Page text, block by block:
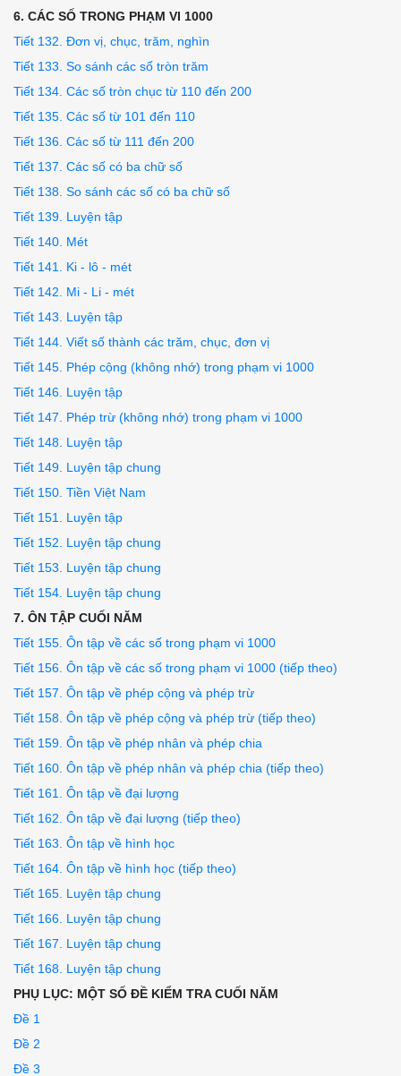
6. CÁC SỐ TRONG PHẠM VI 1000
Tiết 132. Đơn vị, chục, trăm, nghìn
Tiết 133. So sánh các số tròn trăm
Tiết 134. Các số tròn chục từ 110 đến 200
Tiết 135. Các số từ 101 đến 110
Tiết 136. Các số từ 111 đến 200
Tiết 137. Các số có ba chữ số
Tiết 138. So sánh các số có ba chữ số
Tiết 139. Luyện tập
Tiết 140. Mét
Tiết 141. Ki - lô - mét
Tiết 142. Mi - Li - mét
Tiết 143. Luyện tập
Tiết 144. Viết số thành các trăm, chục, đơn vị
Tiết 145. Phép cộng (không nhớ) trong phạm vi 1000
Tiết 146. Luyện tập
Tiết 147. Phép trừ (không nhớ) trong phạm vi 1000
Tiết 148. Luyện tập
Tiết 149. Luyện tập chung
Tiết 150. Tiền Việt Nam
Tiết 151. Luyện tập
Tiết 152. Luyện tập chung
Tiết 153. Luyện tập chung
Tiết 154. Luyện tập chung
7. ÔN TẬP CUỐI NĂM
Tiết 155. Ôn tập về các số trong phạm vi 1000
Tiết 156. Ôn tập về các số trong phạm vi 1000 (tiếp theo)
Tiết 157. Ôn tập về phép cộng và phép trừ
Tiết 158. Ôn tập về phép cộng và phép trừ (tiếp theo)
Tiết 159. Ôn tập về phép nhân và phép chia
Tiết 160. Ôn tập về phép nhân và phép chia (tiếp theo)
Tiết 161. Ôn tập về đại lượng
Tiết 162. Ôn tập về đại lượng (tiếp theo)
Tiết 163. Ôn tập về hình học
Tiết 164. Ôn tập về hình học (tiếp theo)
Tiết 165. Luyện tập chung
Tiết 166. Luyện tập chung
Tiết 167. Luyện tập chung
Tiết 168. Luyện tập chung
PHỤ LỤC: MỘT SỐ ĐỀ KIỂM TRA CUỐI NĂM
Đề 1
Đề 2
Đề 3